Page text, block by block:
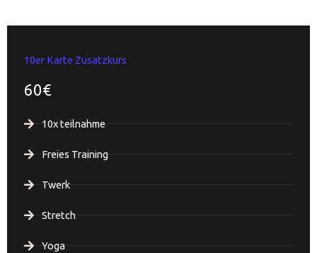
10er Karte Zusatzkurs
60€
10x teilnahme
Freies Training
Twerk
Stretch
Yoga